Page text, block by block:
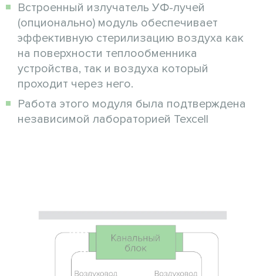
Встроенный излучатель УФ-лучей
(опционально) модуль обеспечивает
эффективную стерилизацию воздуха как
на поверхности теплообменника
устройства, так и воздуха который
проходит через него.
Работа этого модуля была подтверждена
независимой лабораторией Texcell